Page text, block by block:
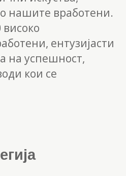
нашите вработени.
ентузијасти
на успешност,
кои се